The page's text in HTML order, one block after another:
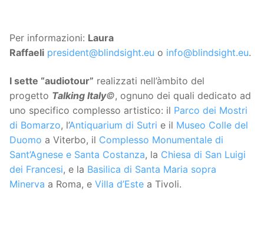
Per informazioni: Laura
Raffaeli president@blindsight.eu o info@blindsight.eu.
I sette “audiotour” realizzati nell’àmbito del
progetto Talking Italy©, ognuno dei quali dedicato ad
uno specifico complesso artistico: il Parco dei Mostri
di Bomarzo, l’Antiquarium di Sutri e il Museo Colle del
Duomo a Viterbo, il Complesso Monumentale di
Sant’Agnese e Santa Costanza, la Chiesa di San Luigi
dei Francesi, e la Basilica di Santa Maria sopra
Minerva a Roma, e Villa d’Este a Tivoli.